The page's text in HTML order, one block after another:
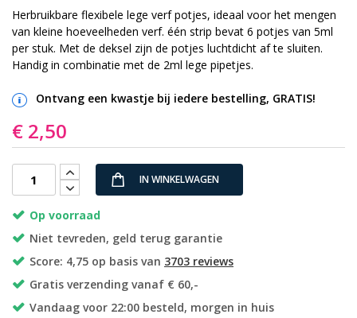
begin
van
de
afbeeldingen-
Herbruikbare flexibele lege verf potjes, ideaal voor het mengen
van kleine hoeveelheden verf. één strip bevat 6 potjes van 5ml
per stuk. Met de deksel zijn de potjes luchtdicht af te sluiten.
Handig in combinatie met de 2ml lege pipetjes.
Ontvang een kwastje bij iedere bestelling, GRATIS!
€ 2,50
IN WINKELWAGEN
Op voorraad
Niet tevreden, geld terug garantie
Score: 4,75 op basis van 3703 reviews
Gratis verzending vanaf € 60,-
Vandaag voor 22:00 besteld, morgen in huis